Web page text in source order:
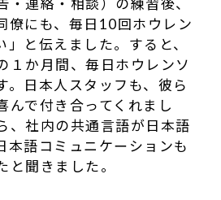
・連絡・相談）の練習後、
僚にも、毎日10回ホウレン
」と伝えました。すると、
１か月間、毎日ホウレンソ
。日本人スタッフも、彼ら
んで付き合ってくれまし
、社内の共通言語が日本語
本語コミュニケーションも
と聞きました。